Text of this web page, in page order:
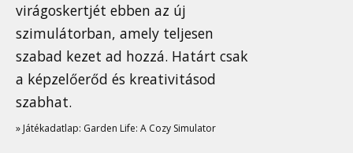
virágoskertjét ebben az új
szimulátorban, amely teljesen
szabad kezet ad hozzá. Határt csak
a képzelőerőd és kreativitásod
szabhat.
» Játékadatlap: Garden Life: A Cozy Simulator